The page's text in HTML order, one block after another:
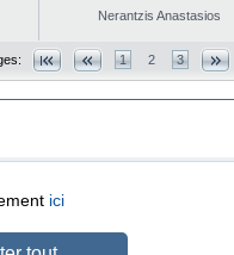
Nerantzis Anastasios
1 2 3
ici